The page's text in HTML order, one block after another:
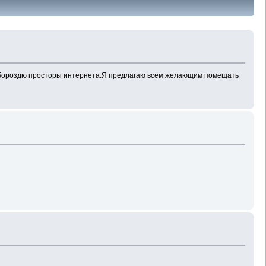
просторы интернета.Я предлагаю всем желающим помещать